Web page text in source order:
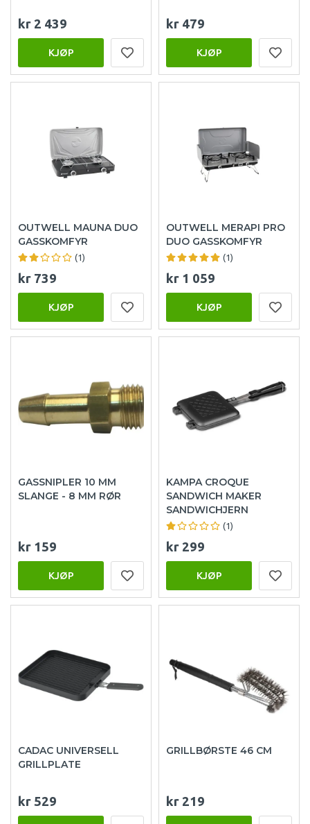
kr 2 439
KJØP
kr 479
KJØP
OUTWELL MAUNA DUO
GASSKOMFYR
(1)
kr 739
KJØP
OUTWELL MERAPI PRO
DUO GASSKOMFYR
(1)
kr 1 059
KJØP
GASSNIPLER 10 MM
SLANGE - 8 MM RØR
kr 159
KJØP
KAMPA CROQUE
SANDWICH MAKER
SANDWICHJERN
(1)
kr 299
KJØP
CADAC UNIVERSELL
GRILLPLATE
kr 529
GRILLBØRSTE 46 CM
kr 219